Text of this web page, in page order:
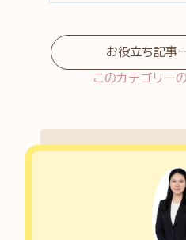
お役立ち記事
このカテゴリー